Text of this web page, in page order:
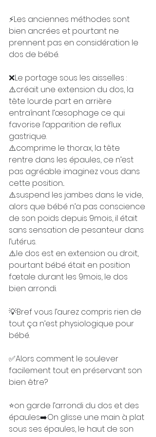
⚡️Les anciennes méthodes sont
bien ancrées et pourtant ne
prennent pas en considération le
dos de bébé. ⠀⠀⠀
❌Le portage sous les aisselles :
⚠️créait une extension du dos, la
tête lourde part en arrière
entraînant l’œsophage ce qui
favorise l’apparition de reflux
gastrique.
⚠️comprime le thorax, la tête
rentre dans les épaules, ce n’est
pas agréable imaginez vous dans
cette position...
⚠️suspend les jambes dans le vide,
alors que bébé n’a pas conscience
de son poids depuis 9mois, il était
sans sensation de pesanteur dans
l’utérus.
⚠️le dos est en extension ou droit,
pourtant bébé était en position
fœtale durant les 9mois, le dos
bien arrondi. ⠀⠀
💡Bref vous l’aurez compris rien de
tout ça n’est physiologique pour
bébé. ⠀⠀⠀⠀⠀
✅Alors comment le soulever
facilement tout en préservant son
bien être? ⠀
⭐️on garde l’arrondi du dos et des
épaules➡️On glisse une main à plat
sous ses épaules, le haut de son